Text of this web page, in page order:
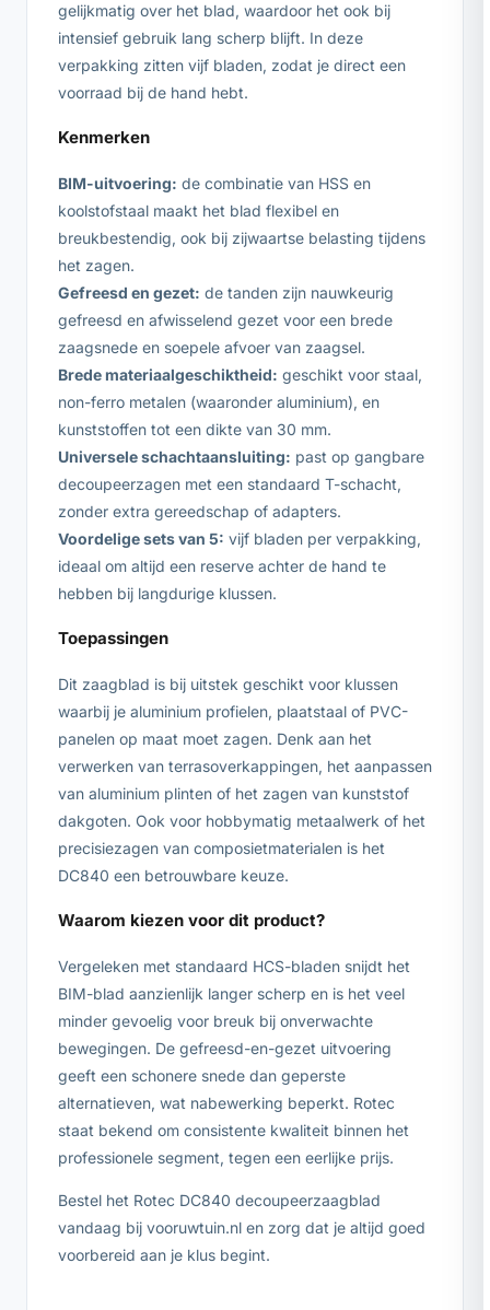
gelijkmatig over het blad, waardoor het ook bij
intensief gebruik lang scherp blijft. In deze
verpakking zitten vijf bladen, zodat je direct een
voorraad bij de hand hebt.
Kenmerken
BIM-uitvoering: de combinatie van HSS en
koolstofstaal maakt het blad flexibel en
breukbestendig, ook bij zijwaartse belasting tijdens
het zagen.
Gefreesd en gezet: de tanden zijn nauwkeurig
gefreesd en afwisselend gezet voor een brede
zaagsnede en soepele afvoer van zaagsel.
Brede materiaalgeschiktheid: geschikt voor staal,
non-ferro metalen (waaronder aluminium), en
kunststoffen tot een dikte van 30 mm.
Universele schachtaansluiting: past op gangbare
decoupeerzagen met een standaard T-schacht,
zonder extra gereedschap of adapters.
Voordelige sets van 5: vijf bladen per verpakking,
ideaal om altijd een reserve achter de hand te
hebben bij langdurige klussen.
Toepassingen
Dit zaagblad is bij uitstek geschikt voor klussen
waarbij je aluminium profielen, plaatstaal of PVC-
panelen op maat moet zagen. Denk aan het
verwerken van terrasoverkappingen, het aanpassen
van aluminium plinten of het zagen van kunststof
dakgoten. Ook voor hobbymatig metaalwerk of het
precisiezagen van composietmaterialen is het
DC840 een betrouwbare keuze.
Waarom kiezen voor dit product?
Vergeleken met standaard HCS-bladen snijdt het
BIM-blad aanzienlijk langer scherp en is het veel
minder gevoelig voor breuk bij onverwachte
bewegingen. De gefreesd-en-gezet uitvoering
geeft een schonere snede dan geperste
alternatieven, wat nabewerking beperkt. Rotec
staat bekend om consistente kwaliteit binnen het
professionele segment, tegen een eerlijke prijs.
Bestel het Rotec DC840 decoupeerzaagblad
vandaag bij vooruwtuin.nl en zorg dat je altijd goed
voorbereid aan je klus begint.